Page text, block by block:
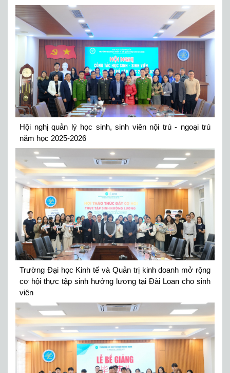
Hội nghị quản lý học sinh, sinh viên nội trú - ngoại trú
năm học 2025-2026
Trường Đại học Kinh tế và Quản trị kinh doanh mở rộng
cơ hội thực tập sinh hưởng lương tại Đài Loan cho sinh
viên